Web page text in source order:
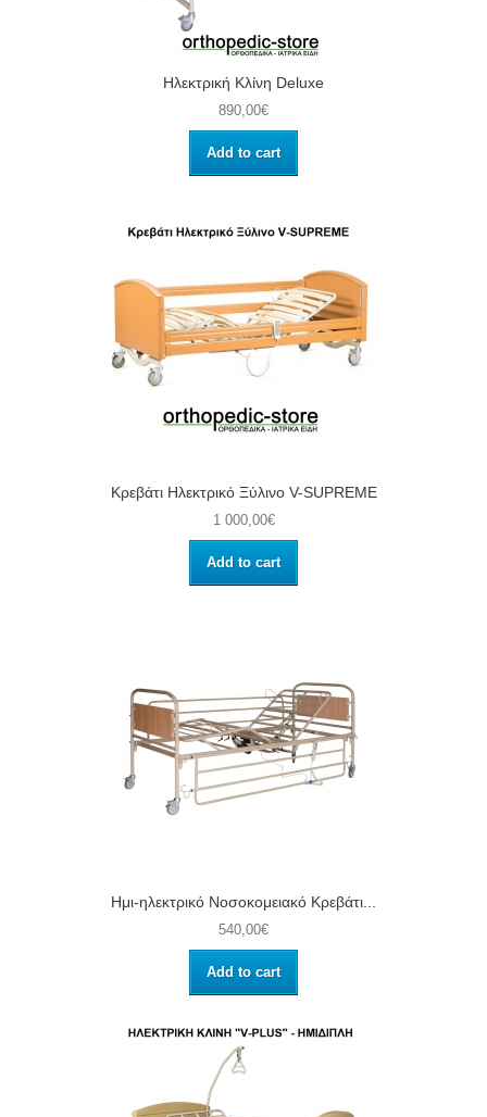
Ηλεκτρική Κλίνη Deluxe
890,00€
Add to cart
Κρεβάτι Ηλεκτρικό Ξύλινο V-SUPREME
1 000,00€
Add to cart
Ημι-ηλεκτρικό Νοσοκομειακό Κρεβάτι...
540,00€
Add to cart